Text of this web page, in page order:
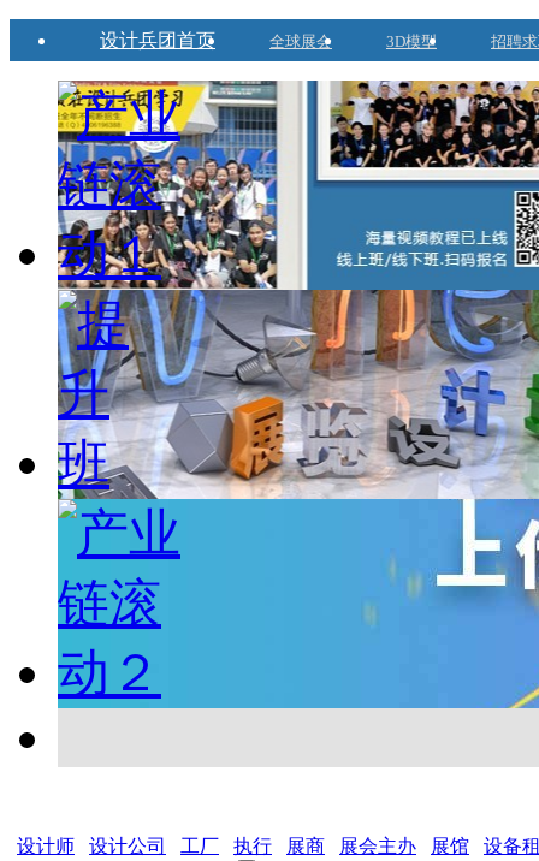
设计兵团首页 全球展会 3D模型 招聘
设计师 设计公司 工厂 执行 展商 展会主办 展馆 设备